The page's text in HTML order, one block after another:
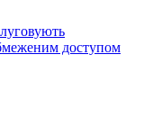
доступом